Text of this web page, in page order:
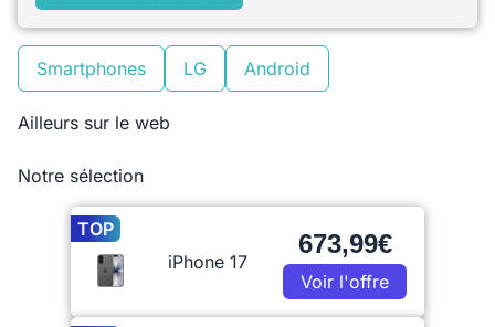
Smartphones LG Android
Ailleurs sur le web
Notre sélection
TOP
iPhone 17
673,99€
Voir l'offre